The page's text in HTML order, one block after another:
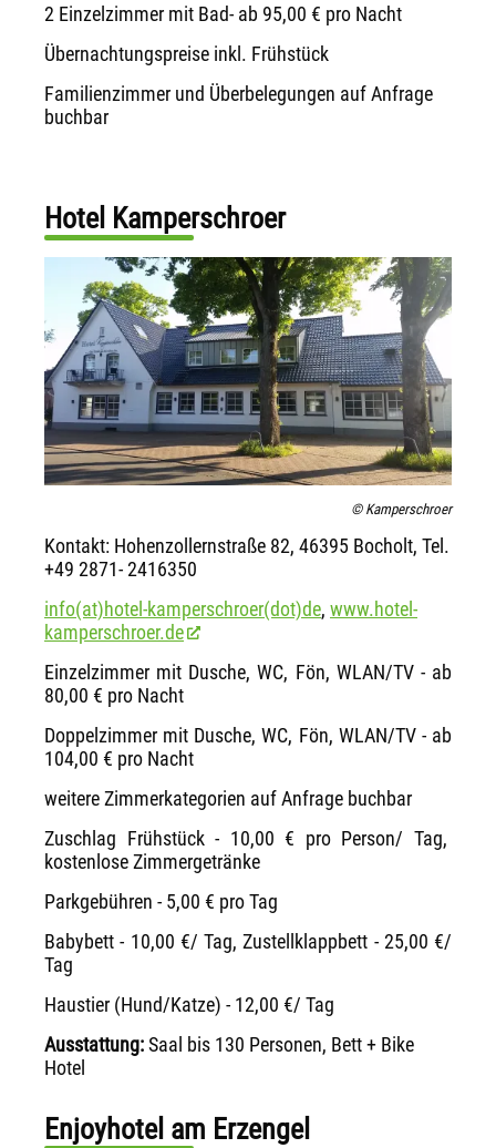
2 Einzelzimmer mit Bad- ab 95,00 € pro Nacht
Übernachtungspreise inkl. Frühstück
Familienzimmer und Überbelegungen auf Anfrage
buchbar
Hotel Kamperschroer
© Kamperschroer
Kontakt: Hohenzollernstraße 82, 46395 Bocholt, Tel.
+49 2871- 2416350
info(at)hotel-kamperschroer(dot)de, www.hotel-
kamperschroer.de
Einzelzimmer mit Dusche, WC, Fön, WLAN/TV - ab
80,00 € pro Nacht
Doppelzimmer mit Dusche, WC, Fön, WLAN/TV - ab
104,00 € pro Nacht
weitere Zimmerkategorien auf Anfrage buchbar
Zuschlag Frühstück - 10,00 € pro Person/ Tag,
kostenlose Zimmergetränke
Parkgebühren - 5,00 € pro Tag
Babybett - 10,00 €/ Tag, Zustellklappbett - 25,00 €/
Tag
Haustier (Hund/Katze) - 12,00 €/ Tag
Ausstattung:Saal bis 130 Personen, Bett + Bike
Hotel
Enjoyhotel am Erzengel